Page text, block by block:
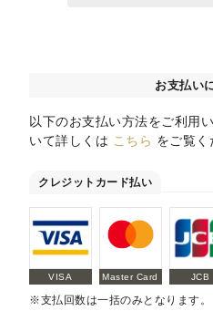
お支払い
以下のお支払い方法をご利用
いて詳しくは こちら をご覧く
クレジットカード払い
VISA Master Card JCB
※支払回数は一括のみとなります。